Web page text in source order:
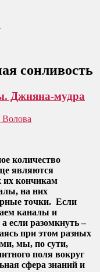
сонливость
Джняна-мудра
количество
являются
их кончикам
на них
точки. Если
каналы и
если разомкнуть –
при этом разных
мы, по сути,
поля вокруг
сфера знаний и